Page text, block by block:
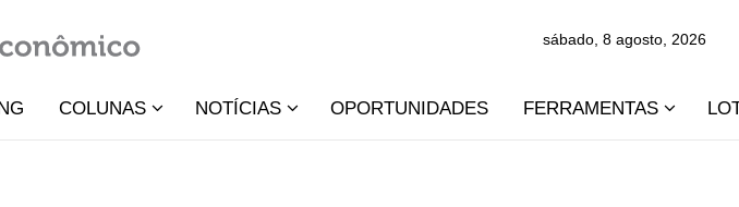
sábado, 8 agosto, 2026
COLUNAS NOTÍCIAS OPORTUNIDADES FERRAMENTAS